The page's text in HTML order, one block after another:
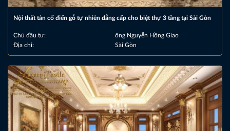
Nội thất tân cổ điển gỗ tự nhiên đẳng cấp cho biệt thự 3 tầng tại Sài Gòn
Chủ đầu tư:
ông Nguyễn Hồng Giao
Địa chỉ:
Sài Gòn